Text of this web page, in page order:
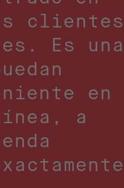
clientes
Es una
en
a